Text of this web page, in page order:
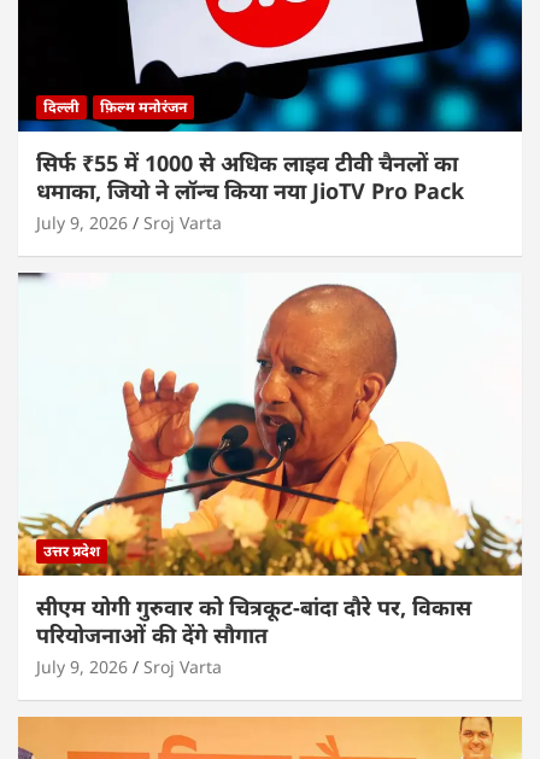
दिल्ली फ़िल्म मनोरंजन
सिर्फ ₹55 में 1000 से अधिक लाइव टीवी चैनलों का
धमाका, जियो ने लॉन्च किया नया JioTV Pro Pack
July 9, 2026 Sroj Varta
उत्तर प्रदेश
सीएम योगी गुरुवार को चित्रकूट-बांदा दौरे पर, विकास
परियोजनाओं की देंगे सौगात
July 9, 2026 Sroj Varta